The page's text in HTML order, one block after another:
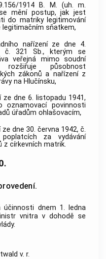
1914 B. M. (uh. m.
mění postup, jak jest
do matriky legitimování
sňatkem,
nařízení ze dne 4.
č. 321 Sb., kterým se
veřejná mimo soudní
působnost
zákonů a nařízení z
na Hlučínsku,
ze dne 6. listopadu 1941,
oznamovací povinnosti
úřadům ohlašovacím,
dne 30. června 1942, č.
za vydávání
z církevních matrik.
účinnosti dnem 1. ledna
vnitra v dohodě se
v. r.